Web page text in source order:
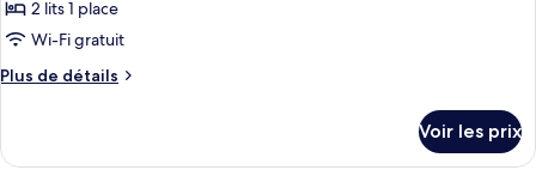
of
house)
lit,
vue
(8~13F,
house)
de
chambre :
Chambre
of
2 lits 1 place
Wi-Fi gratuit
Plus de détails
Plus
le
Voir les prix